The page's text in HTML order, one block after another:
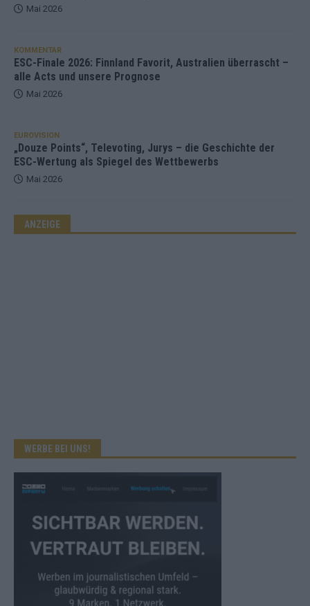
Mai 2026
KOMMENTAR
ESC-Finale 2026: Finnland Favorit, Australien überrascht –
alle Acts und unsere Prognose
Mai 2026
EUROVISION
„Douze Points“, Televoting, Jurys – die Geschichte der
ESC-Wertung als Spiegel des Wettbewerbs
Mai 2026
ANZEIGE
WERBE BEI UNS!